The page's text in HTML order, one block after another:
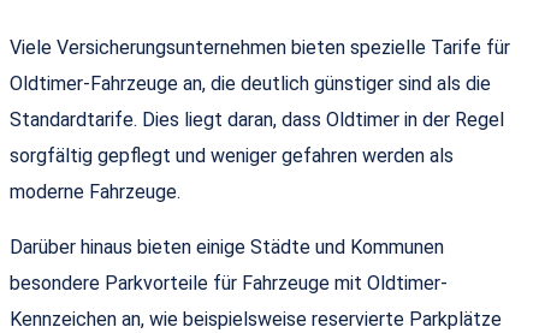
Viele Versicherungsunternehmen bieten spezielle Tarife für
Oldtimer-Fahrzeuge an, die deutlich günstiger sind als die
Standardtarife. Dies liegt daran, dass Oldtimer in der Regel
sorgfältig gepflegt und weniger gefahren werden als
moderne Fahrzeuge.
Darüber hinaus bieten einige Städte und Kommunen
besondere Parkvorteile für Fahrzeuge mit Oldtimer-
Kennzeichen an, wie beispielsweise reservierte Parkplätze